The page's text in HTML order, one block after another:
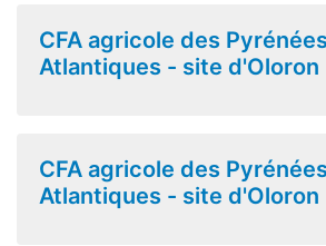
CFA agricole des
Atlantiques - site d'Oloron
CFA agricole des
Atlantiques - site d'Oloron